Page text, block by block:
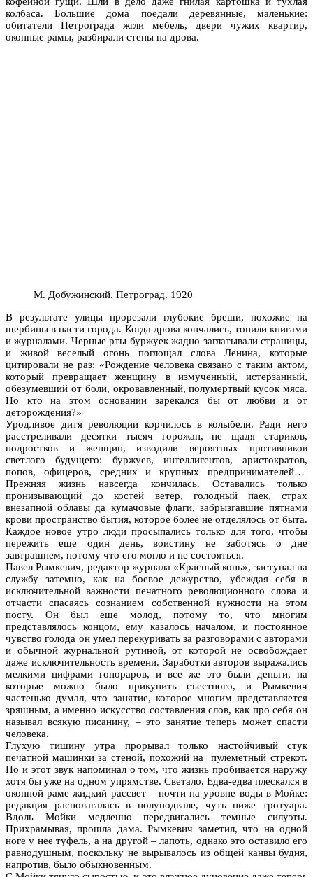
колбаса. Большие дома поедали деревянные, маленькие:
обитатели Петрограда жгли мебель, двери чужих квартир,
оконные рамы, разбирали стены на дрова.
М. Добужинский. Петроград. 1920
В результате улицы прорезали глубокие бреши, похожие на
щербины в пасти города. Когда дрова кончались, топили книгами
и журналами. Черные рты буржуек жадно заглатывали страницы,
и живой веселый огонь поглощал слова Ленина, которые
цитировали не раз: «Рождение человека связано с таким актом,
который превращает женщину в измученный, истерзанный,
обезумевший от боли, окровавленный, полумертвый кусок мяса.
Но кто на этом основании зарекался бы от любви и от
деторождения?»
Уродливое дитя революции корчилось в колыбели. Ради него
расстреливали десятки тысяч горожан, не щадя стариков,
подростков и женщин, изводили вероятных противников
светлого будущего: буржуев, интеллигентов, аристократов,
попов, офицеров, средних и крупных предпринимателей…
Прежняя жизнь навсегда кончилась. Оставались только
пронизывающий до костей ветер, голодный паек, страх
внезапной облавы да кумачовые флаги, забрызгавшие пятнами
крови пространство бытия, которое более не отделялось от быта.
Каждое новое утро люди просыпались только для того, чтобы
пережить еще один день, воистину не заботясь о дне
завтрашнем, потому что его могло и не состояться.
Павел Рымкевич, редактор журнала «Красный конь», заступал на
службу затемно, как на боевое дежурство, убеждая себя в
исключительной важности печатного революционного слова и
отчасти спасаясь сознанием собственной нужности на этом
посту. Он был еще молод, потому то, что многим
представлялось концом, ему казалось началом, и постоянное
чувство голода он умел перекуривать за разговорами с авторами
и обычной журнальной рутиной, от которой не освобождает
даже исключительность времени. Заработки авторов выражались
мелкими цифрами гонораров, и все же это были деньги, на
которые можно было прикупить съестного, и Рымкевич
частенько думал, что занятие, которое многим представляется
зряшным, а именно искусство составления слов, как про себя он
называл всякую писанину, – это занятие теперь может спасти
человека.
Глухую тишину утра прорывал только настойчивый стук
печатной машинки за стеной, похожий на пулеметный стрекот.
Но и этот звук напоминал о том, что жизнь пробивается наружу
хотя бы уже на одном упрямстве. Светало. Едва-едва плескался в
оконной раме жидкий рассвет – почти на уровне воды в Мойке:
редакция располагалась в полуподвале, чуть ниже тротуара.
Вдоль Мойки медленно передвигались темные силуэты.
Прихрамывая, прошла дама. Рымкевич заметил, что на одной
ноге у нее туфель, а на другой – лапоть, однако это оставило его
равнодушным, поскольку не вырывалось из общей канвы будня,
напротив, было обыкновенным.